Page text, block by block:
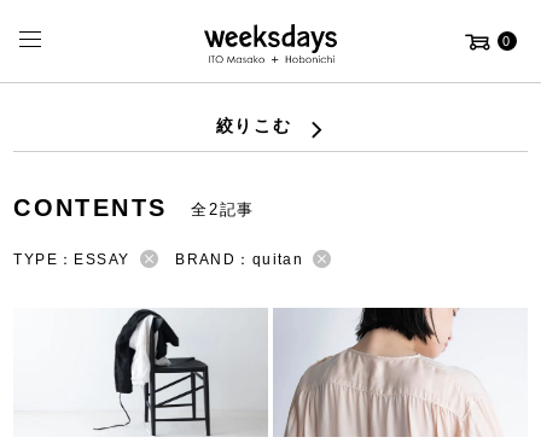
0
絞りこむ
CONTENTS 全2記事
TYPE：ESSAY BRAND：quitan